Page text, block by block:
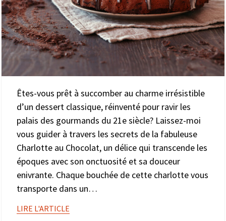
Êtes-vous prêt à succomber au charme irrésistible
d’un dessert classique, réinventé pour ravir les
palais des gourmands du 21e siècle? Laissez-moi
vous guider à travers les secrets de la fabuleuse
Charlotte au Chocolat, un délice qui transcende les
époques avec son onctuosité et sa douceur
enivrante. Chaque bouchée de cette charlotte vous
transporte dans un…
LIRE L'ARTICLE